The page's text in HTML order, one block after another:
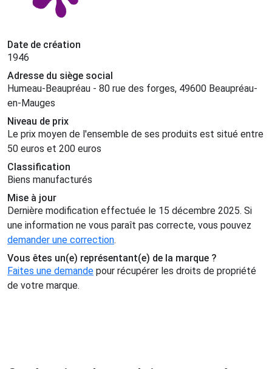
Date de création
1946
Adresse du siège social
Humeau-Beaupréau - 80 rue des forges, 49600 Beaupréau-
en-Mauges
Niveau de prix
Le prix moyen de l'ensemble de ses produits est situé entre
50 euros et 200 euros
Classification
Biens manufacturés
Mise à jour
Dernière modification effectuée le 15 décembre 2025. Si
une information ne vous paraît pas correcte, vous pouvez
demander une correction.
Vous êtes un(e) représentant(e) de la marque ?
Faites une demande pour récupérer les droits de propriété
de votre marque.